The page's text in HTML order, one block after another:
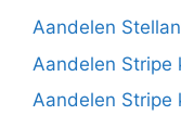
Aandelen
Aandelen Stripe
Aandelen Stripe